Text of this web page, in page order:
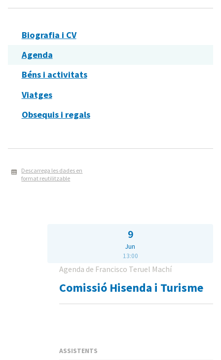
Biografia i CV
Agenda
Béns i activitats
Viatges
Obsequis i regals
Descarrega les dades en
format reutilitzable
9
Jun
13:00
Agenda de Francisco Teruel Machí
Comissió Hisenda i Turisme
ASSISTENTS